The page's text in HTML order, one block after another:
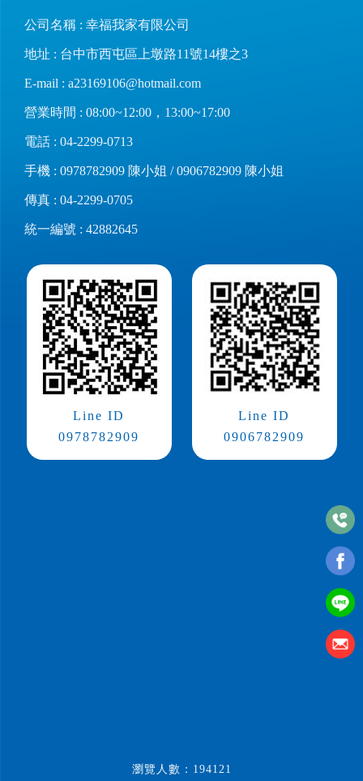
公司名稱 : 幸福我家有限公司
地址 : 台中市西屯區上墩路11號14樓之3
E-mail : a23169106@hotmail.com
營業時間 : 08:00~12:00，13:00~17:00
電話 : 04-2299-0713
手機 : 0978782909 陳小姐 /0906782909 陳小姐
傳真 : 04-2299-0705
統一編號 : 42882645
Line ID
0978782909
Line ID
0906782909
瀏覽人數：194121